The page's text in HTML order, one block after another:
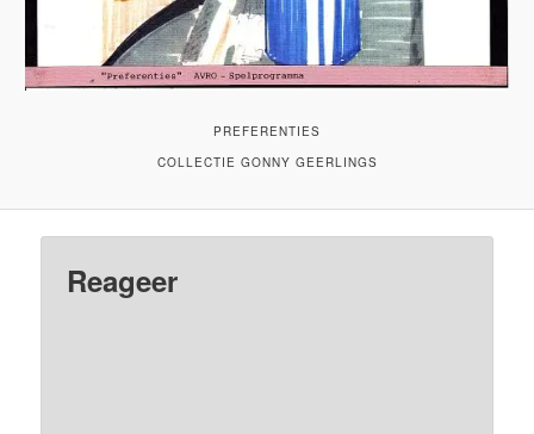
PREFERENTIES
COLLECTIE GONNY GEERLINGS
Reageer